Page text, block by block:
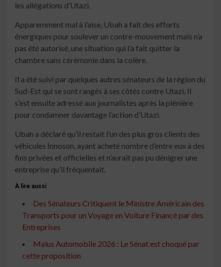
les allégations d’Utazi.
Apparemment mal à l’aise, Ubah a fait des efforts
énergiques pour soulever un contre-mouvement mais n’a
pas été autorisé, une situation qui l’a fait quitter la
chambre sans cérémonie dans la colère.
Il a été suivi par quelques autres sénateurs de la région du
Sud-Est qui se sont rangés à ses côtés contre Utazi. Il
s’est ensuite adressé aux journalistes après la plénière
pour condamner davantage l’action d’Utazi.
Ubah a déclaré qu’il restait l’un des plus gros clients des
véhicules Innoson, ayant acheté nombre d’entre eux à des
fins privées et officielles et n’aurait pas pu dénigrer une
entreprise qu’il fréquentait.
À lire aussi
Des Sénateurs Critiquent le Ministre Américain des
Transports pour un Voyage en Voiture Financé par des
Entreprises
Malus Automobile 2026 : Le Sénat est choqué par
cette proposition